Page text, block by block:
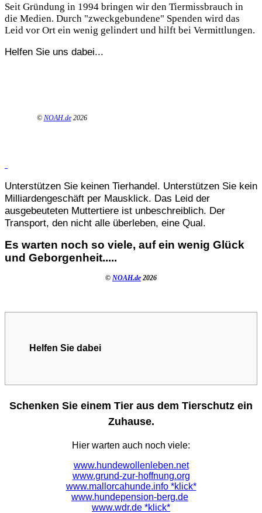
Seit Gründung in 1994 bringen wir den Tiermissbrauch in
die Medien. Durch "zweckgebundene" Spenden wird das
Leid vor Ort ein wenig gelindert und hilft bei Vermittlungen.
Helfen Sie uns dabei...
© NOAH.de 2026
Unterstützen Sie keinen Tierhandel. Unterstützen Sie kein
Milliardengeschäft per Mausklick. Das Leid der
ausgebeuteten Muttertiere ist unbeschreiblich. Der
Transport, den nicht alle überleben, eine Qual.
Es warten noch so viele, auf ein wenig Glück
und Geborgenheit.....
© NOAH.de 2026
Helfen Sie dabei
Schenken Sie einem Tier aus dem Tierschutz ein
Zuhause.
Hier warten auch noch viele:
www.hundewollenleben.net
www.grund-zur-hoffnung.org
www.mallorcahunde.info *klick*
www.hundepension-berg.de
www.wdr.de *klick*